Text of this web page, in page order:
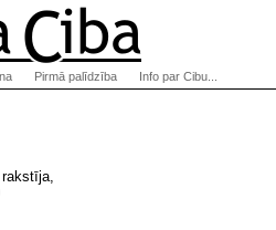
Pirmā palīdzība Info par Cibu...